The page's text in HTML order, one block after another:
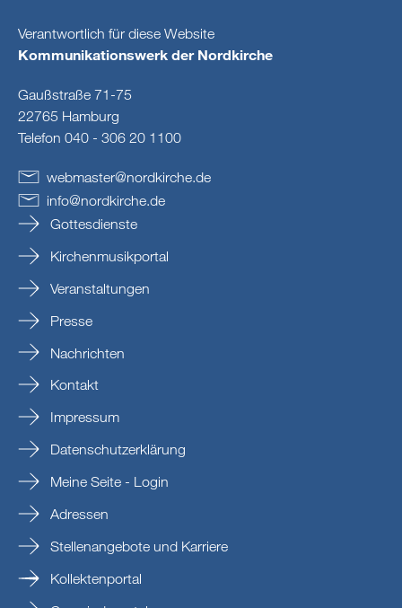
Verantwortlich für diese Website
Kommunikationswerk der Nordkirche
Gaußstraße 71-75
22765 Hamburg
Telefon 040 - 306 20 1100
webmaster@nordkirche.de
info@nordkirche.de
Gottesdienste
Kirchenmusikportal
Veranstaltungen
Presse
Nachrichten
Kontakt
Impressum
Datenschutzerklärung
Meine Seite - Login
Adressen
Stellenangebote und Karriere
Kollektenportal